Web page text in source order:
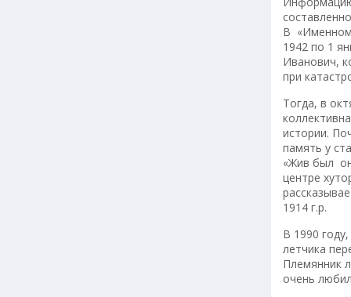
В «Именном
1942 по 1
Иванович,
при
Тогда, в
истории.
память у
«Жив был
центре
1914 г.р.
В 1990
летчика
Племянник
очень